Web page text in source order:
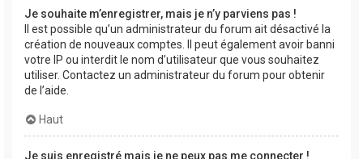
Je souhaite m’enregistrer, mais je n’y parviens pas !
Il est possible qu’un administrateur du forum ait désactivé la
création de nouveaux comptes. Il peut également avoir banni
votre IP ou interdit le nom d’utilisateur que vous souhaitez
utiliser. Contactez un administrateur du forum pour obtenir
de l’aide.
Haut
Je suis enregistré mais je ne peux pas me connecter !